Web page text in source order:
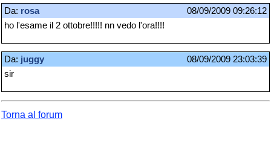
Da: rosa
08/09/2009 09:26:12
ho l'esame il 2 ottobre!!!!! nn vedo l'ora!!!!
Da: juggy
08/09/2009 23:03:39
sir
Torna al forum